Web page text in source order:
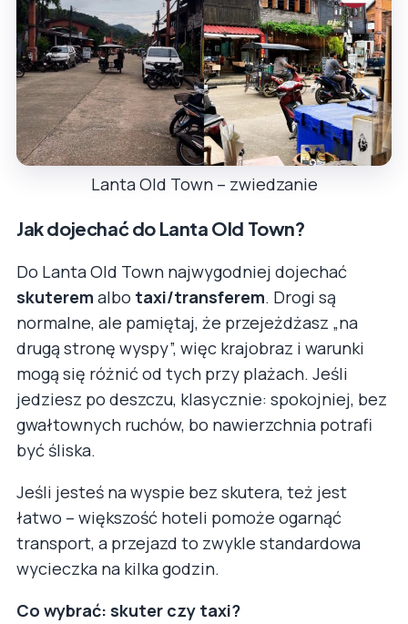
Lanta Old Town – zwiedzanie
Jak dojechać do Lanta Old Town?
Do Lanta Old Town najwygodniej dojechać
skuterem albo taxi/transferem. Drogi są
normalne, ale pamiętaj, że przejeżdżasz „na
drugą stronę wyspy”, więc krajobraz i warunki
mogą się różnić od tych przy plażach. Jeśli
jedziesz po deszczu, klasycznie: spokojniej, bez
gwałtownych ruchów, bo nawierzchnia potrafi
być śliska.
Jeśli jesteś na wyspie bez skutera, też jest
łatwo – większość hoteli pomoże ogarnąć
transport, a przejazd to zwykle standardowa
wycieczka na kilka godzin.
Co wybrać: skuter czy taxi?